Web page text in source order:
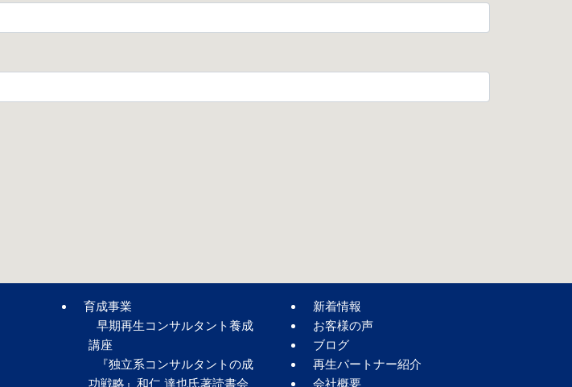
育成事業
早期再生コンサルタント養成
講座
『独立系コンサルタントの成
功戦略』和仁 達也氏著読書会
新着情報
お客様の声
ブログ
再生パートナー紹介
会社概要